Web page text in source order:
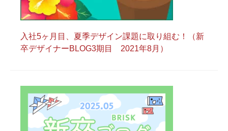
入社5ヶ月目、夏季デザイン課題に取り組む！（新
卒デザイナーBLOG3期目 2021年8月）